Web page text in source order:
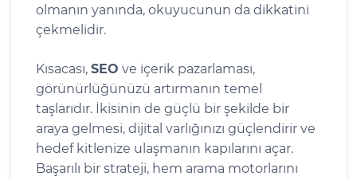
olmanın yanında, okuyucunun da dikkatini
çekmelidir.
Kısacası, SEO ve içerik pazarlaması,
görünürlüğünüzü artırmanın temel
taşlarıdır. İkisinin de güçlü bir şekilde bir
araya gelmesi, dijital varlığınızı güçlendirir ve
hedef kitlenize ulaşmanın kapılarını açar.
Başarılı bir strateji, hem arama motorlarını